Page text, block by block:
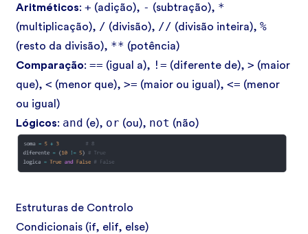
Aritméticos: + (adição), - (subtração), *
(multiplicação), / (divisão), // (divisão inteira), %
(resto da divisão), ** (potência)
Comparação: == (igual a), != (diferente de), > (maior
que), < (menor que), >= (maior ou igual), <= (menor
ou igual)
Lógicos: and (e), or (ou), not (não)
Estruturas de Controlo
Condicionais (if, elif, else)